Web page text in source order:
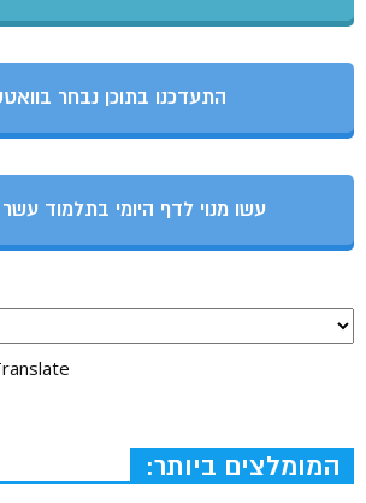
התעדכנו בתוכן נבחר
עשו מנוי לדף היומי בתלמוד
המומלצים ביותר: